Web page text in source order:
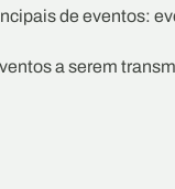
de eventos:
a serem